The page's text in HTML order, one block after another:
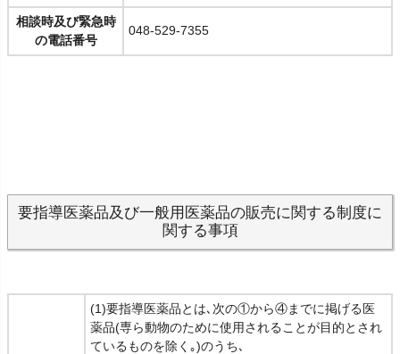
相談時及び緊急時
の電話番号
048-529-7355
要指導医薬品及び一般用医薬品の販売に関する制度に
関する事項
(1)要指導医薬品とは､次の①から④までに掲げる医
薬品(専ら動物のために使用されることが目的とされ
ているものを除く｡)のうち､